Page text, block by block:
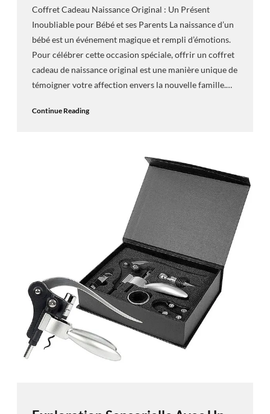
Coffret Cadeau Naissance Original : Un Présent
Inoubliable pour Bébé et ses Parents La naissance d’un
bébé est un événement magique et rempli d’émotions.
Pour célébrer cette occasion spéciale, offrir un coffret
cadeau de naissance original est une manière unique de
témoigner votre affection envers la nouvelle famille.…
Continue Reading